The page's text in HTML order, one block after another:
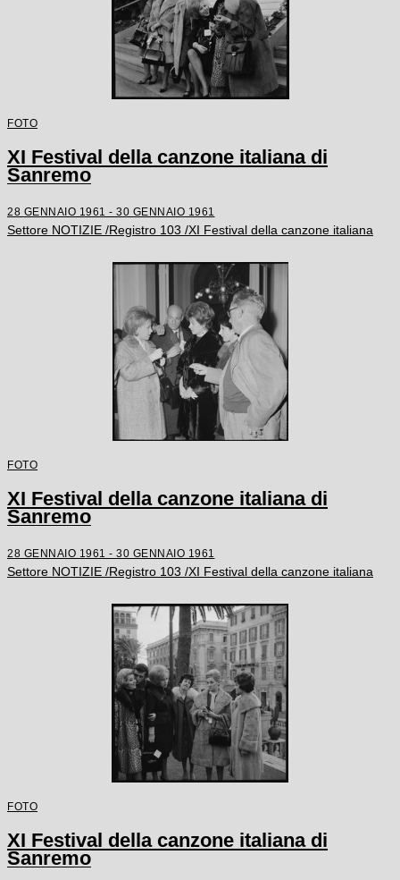
FOTO
XI Festival della canzone italiana di
Sanremo
28 GENNAIO 1961 - 30 GENNAIO 1961
Settore NOTIZIE /Registro 103 /XI Festival della canzone italiana
FOTO
XI Festival della canzone italiana di
Sanremo
28 GENNAIO 1961 - 30 GENNAIO 1961
Settore NOTIZIE /Registro 103 /XI Festival della canzone italiana
FOTO
XI Festival della canzone italiana di
Sanremo